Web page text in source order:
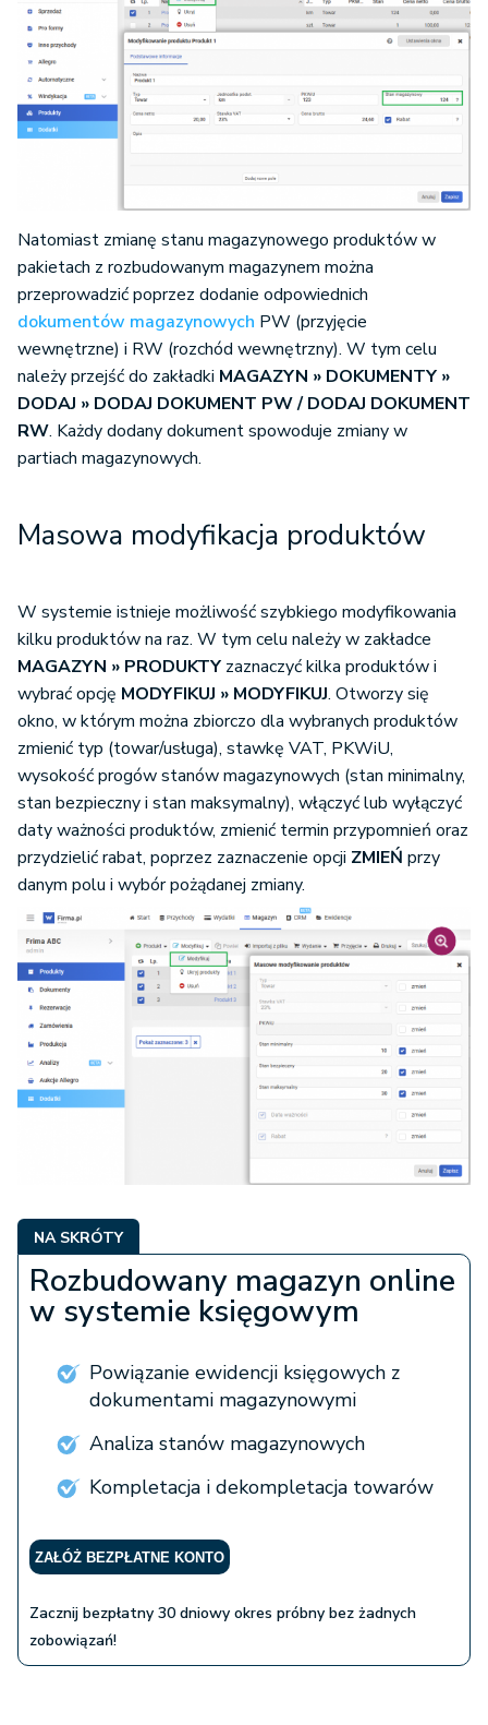
Natomiast zmianę stanu magazynowego produktów w
pakietach z rozbudowanym magazynem można
przeprowadzić poprzez dodanie odpowiednich
dokumentów magazynowych PW (przyjęcie
wewnętrzne) i RW (rozchód wewnętrzny). W tym celu
należy przejść do zakładki MAGAZYN » DOKUMENTY »
DODAJ » DODAJ DOKUMENT PW / DODAJ DOKUMENT
RW. Każdy dodany dokument spowoduje zmiany w
partiach magazynowych.
Masowa modyfikacja produktów
W systemie istnieje możliwość szybkiego modyfikowania
kilku produktów na raz. W tym celu należy w zakładce
MAGAZYN » PRODUKTY zaznaczyć kilka produktów i
wybrać opcję MODYFIKUJ » MODYFIKUJ. Otworzy się
okno, w którym można zbiorczo dla wybranych produktów
zmienić typ (towar/usługa), stawkę VAT, PKWiU,
wysokość progów stanów magazynowych (stan minimalny,
stan bezpieczny i stan maksymalny), włączyć lub wyłączyć
daty ważności produktów, zmienić termin przypomnień oraz
przydzielić rabat, poprzez zaznaczenie opcji ZMIEŃ przy
danym polu i wybór pożądanej zmiany.
NA SKRÓTY
Rozbudowany magazyn online
w systemie księgowym
Powiązanie ewidencji księgowych z
dokumentami magazynowymi
Analiza stanów magazynowych
Kompletacja i dekompletacja towarów
ZAŁÓŻ BEZPŁATNE KONTO
Zacznij bezpłatny 30 dniowy okres próbny bez żadnych
zobowiązań!